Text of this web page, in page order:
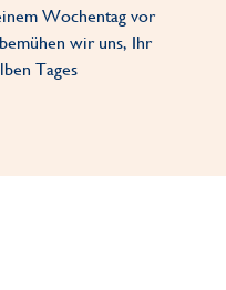
Wochentag vor
wir uns, Ihr
Tages